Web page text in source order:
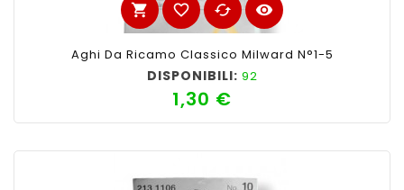
shopping_cart favorite_border cached visibility
Aghi Da Ricamo Classico Milward N°1-5
DISPONIBILI: 92
1,30 €